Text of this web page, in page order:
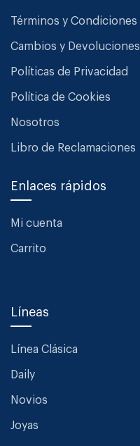
Términos y Condiciones
Cambios y Devoluciones
Políticas de Privacidad
Política de Cookies
Nosotros
Libro de Reclamaciones
Enlaces rápidos
Mi cuenta
Carrito
Líneas
Línea Clásica
Daily
Novios
Joyas